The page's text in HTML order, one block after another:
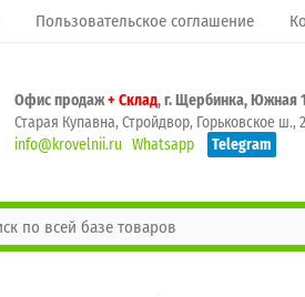
Пользовательское соглашение
Офис продаж+ Склад, г. Щербинка, Южная
Старая Купавна, Стройдвор, Горьковское ш.,
info@krovelnii.ru Whatsapp Telegram